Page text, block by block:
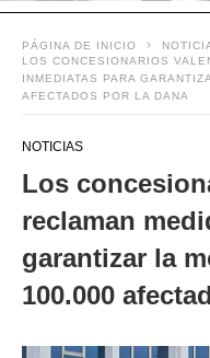
PÁGINA DE INICIO
LOS CONCESIONARIOS
INMEDIATAS PARA
AFECTADOS POR LA DANA
NOTICIAS
Los
reclaman
garantizar la
100.000